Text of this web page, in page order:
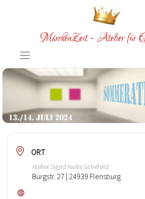
MärchenZeit - Atelier für
ORT
Atelier Sigrid Nolte Schefold
Burgstr. 27 | 24939 Flensburg